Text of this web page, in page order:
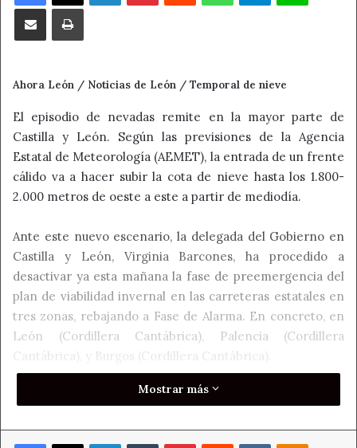
Compartir por correo electrónicoImprimir
Ahora León / Noticias de León / Temporal de nieve
El episodio de nevadas remite en la mayor parte de
Castilla y León. Según las previsiones de la Agencia
Estatal de Meteorología (AEMET), la entrada de un frente
cálido va a hacer subir la cota de nieve hasta los 1.800-
2.000 metros de oeste a este a partir de mediodía.
Ante este nuevo escenario, la delegada del Gobierno en
Castilla y León, Virginia Barcones, ha procedido a
desactivar ya esta mañana la fase de preemergencia del
plan de viabilidad invernal en las carreteras estatales en
tres zonas, rebajando a Fase de Alarma. En concreto, en
León (Cordillera Cantábrica), Palencia (Cordillera
Cantábrica), y Burgos (Cordillera Cantábrica).
Además, a las 12.00 horas se va a desactivar la fase de
Palencia (Cordillera Cantábrica), Burgos (Cordillera
Mostrar más
Facebook
X LinkedInTumblrPinterestReddit VKontakte